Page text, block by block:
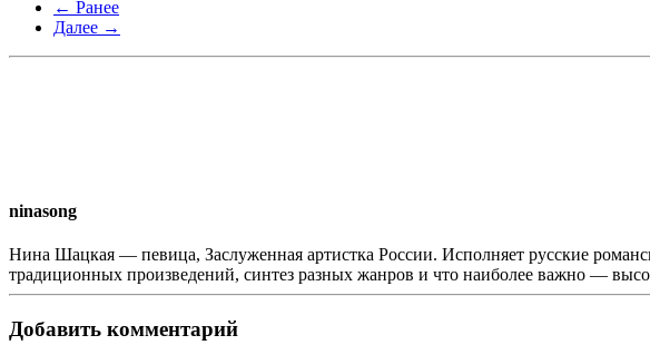
← Ранее
Далее →
ninasong
Нина Шацкая — певица, Заслуженная артистка России. Исполняет русские
традиционных произведений, синтез разных жанров и что наиболее важно —
Добавить комментарий